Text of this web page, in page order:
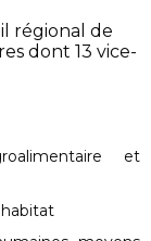
régional de
dont 13 vice-
et